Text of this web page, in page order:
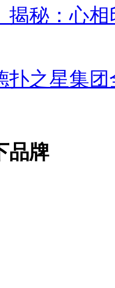
揭秘：
德扑之星
品牌